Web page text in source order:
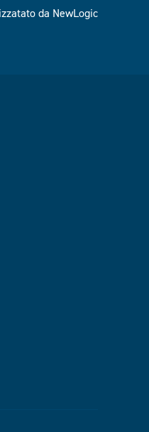
da NewLogic